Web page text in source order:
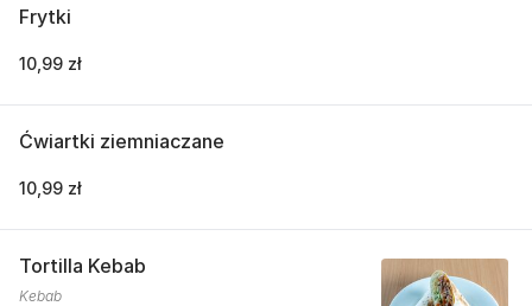
Frytki
10,99 zł
Ćwiartki ziemniaczane
10,99 zł
Tortilla Kebab
Kebab